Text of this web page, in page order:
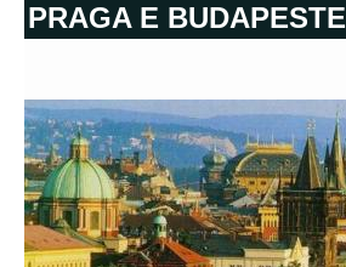
PRAGA E BUDAPESTE